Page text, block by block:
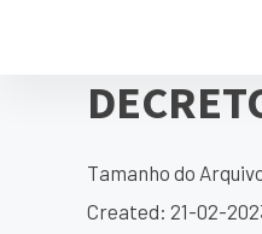
Tamanho do
Created: 21-02-